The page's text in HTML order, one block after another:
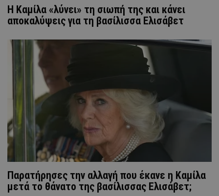
Η Καμίλα «λύνει» τη σιωπή της και κάνει
αποκαλύψεις για τη βασίλισσα Ελισάβετ
Παρατήρησες την αλλαγή που έκανε η Καμίλα
μετά το θάνατο της βασίλισσας Ελισάβετ;